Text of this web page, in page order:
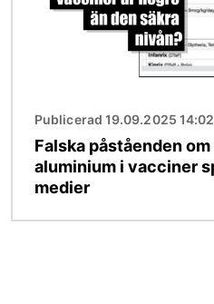
Publicerad 19.09.2025 14:02
Falska påståenden
aluminium i vacciner
medier